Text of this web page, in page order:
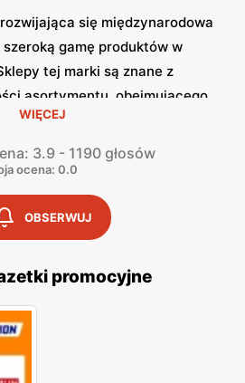
się międzynarodowa
gamę produktów w
tej marki są znane z
asortymentu, obejmującego
jak dekoracje, artykuły
kosmetyki, artykuły
a także żywność i napoje.
można znaleźć produkty zarówno
i unikalne przedmioty, które
Jednym z głównych atutów
gazetki promocyjne
i wyjątkowe oferty. Dzięki
śledzić najnowsze obniżki cen
zakupy jeszcze bardziej
WIĘCEJ
3.9 - 1190 głosów
ocena: 0.0
OBSERWUJ
promocyjne